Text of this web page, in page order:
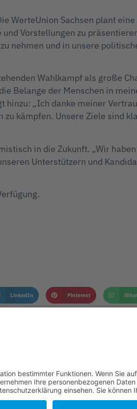
WerteUnion Sachsen plant
Vorstellungen zu
nehmen und in unsere
Wahlkampf als große
Belange der Menschen in
„Ich danke meiner
kämpfen. Unsere Ziele sind
in die Zukunft. „Wir
Unterstützern und
LinkedIn Pinterest